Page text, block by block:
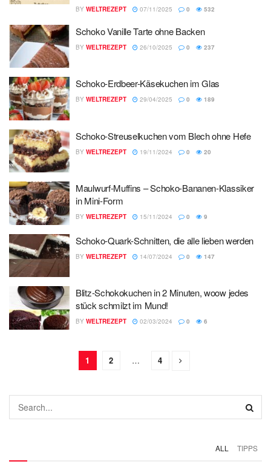
BY WELTREZEPT 07/11/2025 0 532
Schoko Vanille Tarte ohne Backen
BY WELTREZEPT 26/10/2025 0 237
Schoko-Erdbeer-Käsekuchen im Glas
BY WELTREZEPT 29/04/2025 0 189
Schoko-Streuselkuchen vom Blech ohne Hefe
BY WELTREZEPT 19/11/2024 0 20
Maulwurf-Muffins – Schoko-Bananen-Klassiker
in Mini-Form
BY WELTREZEPT 15/11/2024 0 9
Schoko-Quark-Schnitten, die alle lieben werden
BY WELTREZEPT 14/07/2024 0 147
Blitz-Schokokuchen in 2 Minuten, woow jedes
stück schmilzt im Mund!
BY WELTREZEPT 02/03/2024 0 6
1 2 … 4
ALL TIPPS